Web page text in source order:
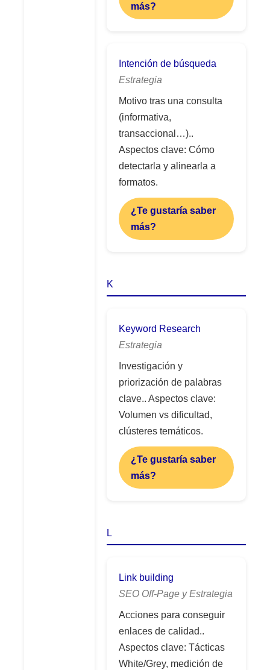
más?
Intención de búsqueda
Estrategia
Motivo tras una consulta
(informativa,
transaccional…)..
Aspectos clave: Cómo
detectarla y alinearla a
formatos.
¿Te gustaría saber
más?
K
Keyword Research
Estrategia
Investigación y
priorización de palabras
clave.. Aspectos clave:
Volumen vs dificultad,
clústeres temáticos.
¿Te gustaría saber
más?
L
Link building
SEO Off-Page y Estrategia
Acciones para conseguir
enlaces de calidad..
Aspectos clave: Tácticas
White/Grey, medición de